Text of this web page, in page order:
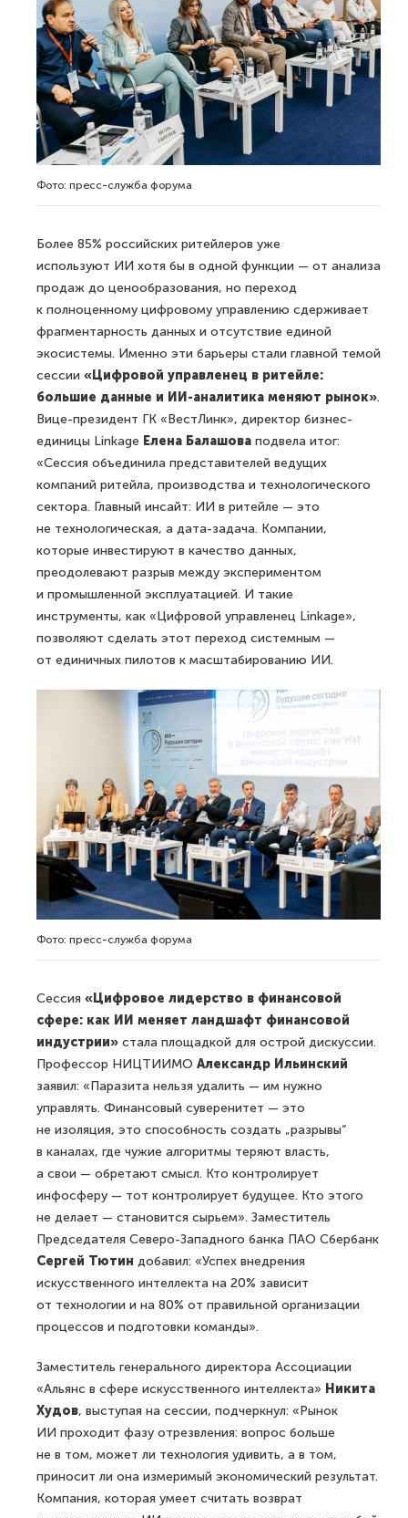
Фото: пресс-служба форума
Более 85% российских ритейлеров уже
используют ИИ хотя бы в одной функции — от анализа
продаж до ценообразования, но переход
к полноценному цифровому управлению сдерживает
фрагментарность данных и отсутствие единой
экосистемы. Именно эти барьеры стали главной темой
сессии «Цифровой управленец в ритейле:
большие данные и ИИ-аналитика меняют рынок».
Вице-президент ГК «ВестЛинк», директор бизнес-
единицы Linkage Елена Балашова подвела итог:
«Сессия объединила представителей ведущих
компаний ритейла, производства и технологического
сектора. Главный инсайт: ИИ в ритейле — это
не технологическая, а дата-задача. Компании,
которые инвестируют в качество данных,
преодолевают разрыв между экспериментом
и промышленной эксплуатацией. И такие
инструменты, как «Цифровой управленец Linkage»,
позволяют сделать этот переход системным —
от единичных пилотов к масштабированию ИИ.
Фото: пресс-служба форума
Сессия «Цифровое лидерство в финансовой
сфере: как ИИ меняет ландшафт финансовой
индустрии» стала площадкой для острой дискуссии.
Профессор НИЦТИИМО Александр Ильинский
заявил: «Паразита нельзя удалить — им нужно
управлять. Финансовый суверенитет — это
не изоляция, это способность создать „разрывы“
в каналах, где чужие алгоритмы теряют власть,
а свои — обретают смысл. Кто контролирует
инфосферу — тот контролирует будущее. Кто этого
не делает — становится сырьем». Заместитель
Председателя Северо-Западного банка ПАО Сбербанк
Сергей Тютин добавил: «Успех внедрения
искусственного интеллекта на 20% зависит
от технологии и на 80% от правильной организации
процессов и подготовки команды».
Заместитель генерального директора Ассоциации
«Альянс в сфере искусственного интеллекта» Никита
Худов, выступая на сессии, подчеркнул: «Рынок
ИИ проходит фазу отрезвления: вопрос больше
не в том, может ли технология удивить, а в том,
приносит ли она измеримый экономический результат.
Компания, которая умеет считать возврат